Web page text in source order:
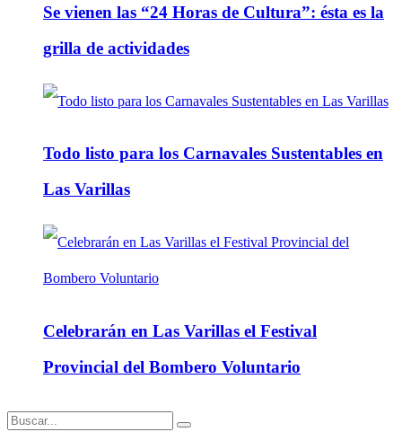
Se vienen las “24 Horas de Cultura”: ésta es la
grilla de actividades
Todo listo para los Carnavales Sustentables en
Las Varillas
Celebrarán en Las Varillas el Festival
Provincial del Bombero Voluntario